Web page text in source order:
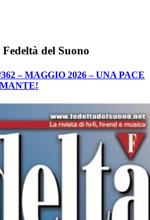
del Suono
– MAGGIO 2026 – UNA PACE